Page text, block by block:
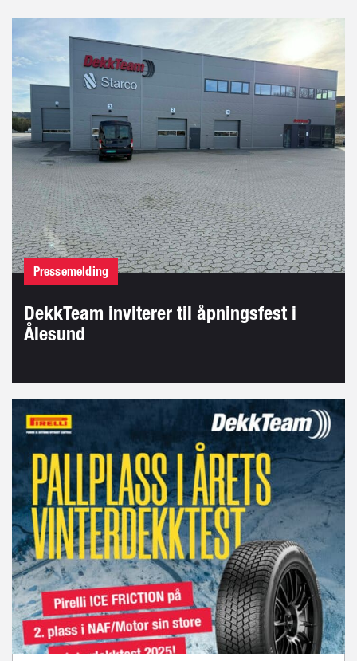
Pressemelding
DekkTeam inviterer til åpningsfest i
Ålesund